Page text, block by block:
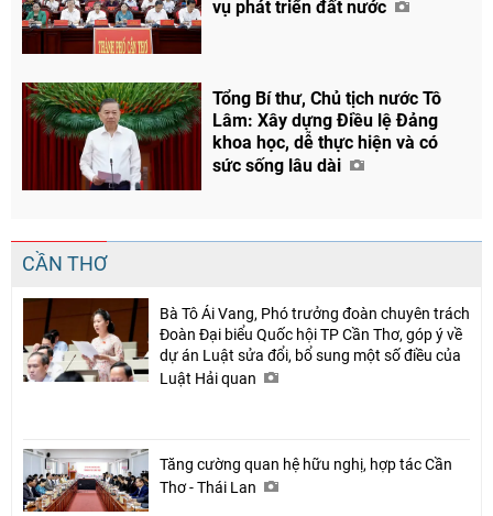
vụ phát triển đất nước
Tổng Bí thư, Chủ tịch nước Tô
Lâm: Xây dựng Điều lệ Đảng
khoa học, dễ thực hiện và có
sức sống lâu dài
CẦN THƠ
Bà Tô Ái Vang, Phó trưởng đoàn chuyên trách
Đoàn Đại biểu Quốc hội TP Cần Thơ, góp ý về
dự án Luật sửa đổi, bổ sung một số điều của
Luật Hải quan
Tăng cường quan hệ hữu nghị, hợp tác Cần
Thơ - Thái Lan